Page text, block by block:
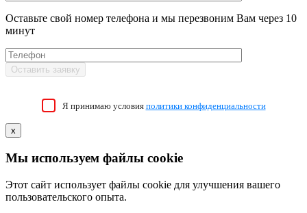
Оставьте свой номер телефона и мы перезвоним Вам через 10
минут
Я принимаю условия политики конфиденциальности
x
Мы используем файлы cookie
Этот сайт использует файлы cookie для улучшения вашего
пользовательского опыта.